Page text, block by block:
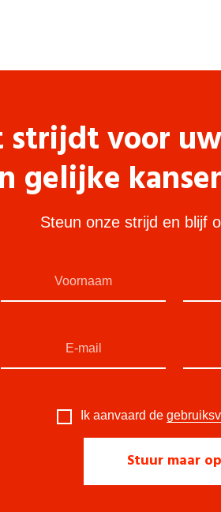
strijdt voor
gelijke
Steun onze strijd en blijf
Ik aanvaard de